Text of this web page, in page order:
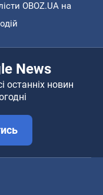
OBOZ.UA на
News
останніх новин